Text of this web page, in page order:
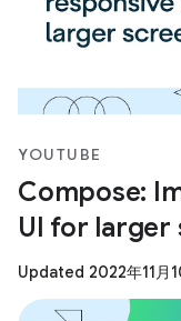
YOUTUBE
Compose:
UI for larger
Updated 2022年11月